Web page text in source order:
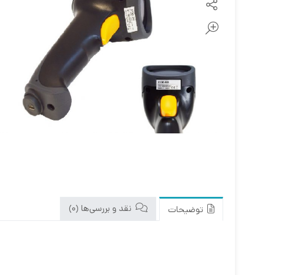
مانیتور ونزو
کابل و مبدل ها
موس و کیبورد
نیکسا
ریبون لیبل پرینتر
توضیحات نقد و بررسی‌ها (0)